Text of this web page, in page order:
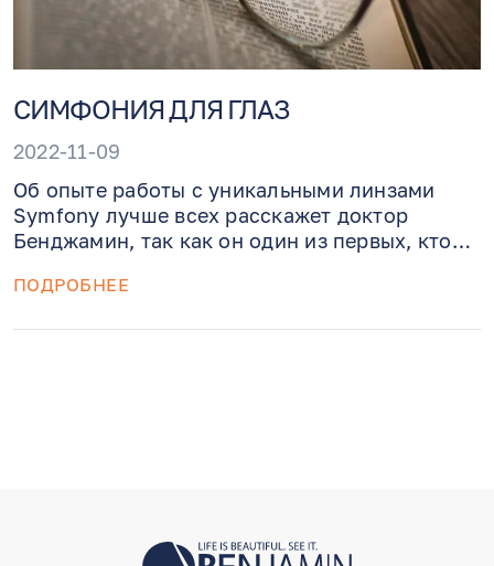
СИМФОНИЯ ДЛЯ ГЛАЗ
2022-11-09
Об опыте работы с уникальными линзами
Symfony лучше всех расскажет доктор
Бенджамин, так как он один из первых, кто
искусственный хрусталик новой формации,
ПОДРОБНЕЕ